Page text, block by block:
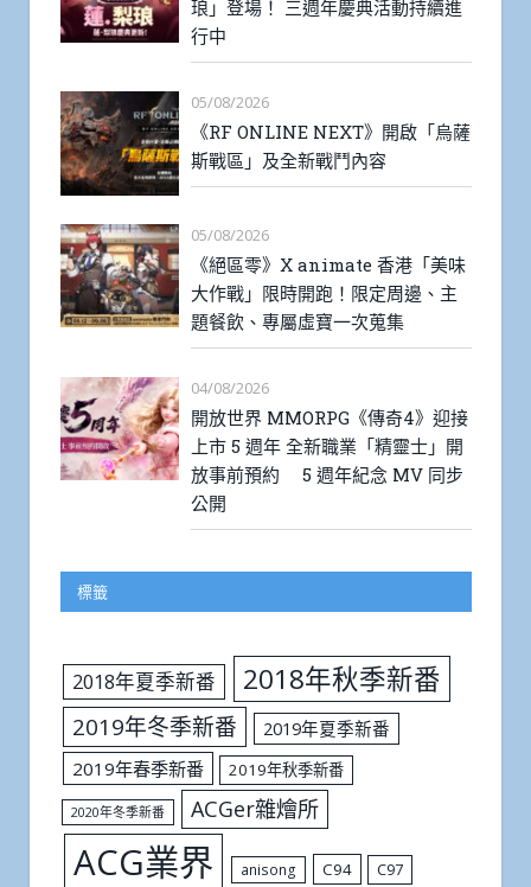
琅」登場！ 三週年慶典活動持續進
行中
05/08/2026
《RF ONLINE NEXT》開啟「烏薩
斯戰區」及全新戰鬥內容
05/08/2026
《絕區零》X animate 香港「美味
大作戰」限時開跑！限定周邊、主
題餐飲、專屬虛寶一次蒐集
04/08/2026
開放世界 MMORPG《傳奇4》迎接
上市 5 週年 全新職業「精靈士」開
放事前預約 5 週年紀念 MV 同步
公開
標籤
2018年夏季新番 2018年秋季新番
2019年冬季新番
2019年夏季新番
2019年春季新番
2019年秋季新番
2020年冬季新番 ACGer雜燴所
ACG業界 anisong C94 C97